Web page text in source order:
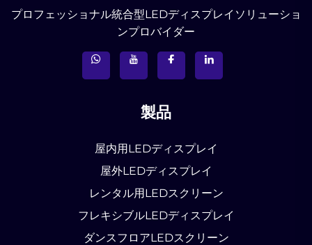
プロフェッショナル統合型LEDディスプレイソリューショ
ンプロバイダー
製品
屋内用LEDディスプレイ
屋外LEDディスプレイ
レンタル用LEDスクリーン
フレキシブルLEDディスプレイ
ダンスフロアLEDスクリーン